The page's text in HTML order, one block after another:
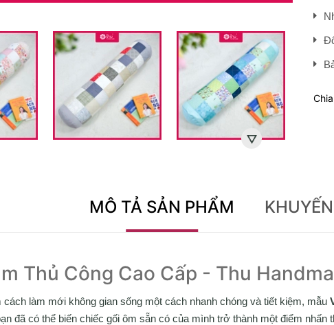
MÔ TẢ SẢN PHẨM
Thủ Công Cao Cấp - Thu
cách làm mới không gian sống một cách nhanh chóng và tiết kiệm, mẫu
đã có thể biến chiếc gối ôm sẵn có của mình trở thành một điểm nhấn